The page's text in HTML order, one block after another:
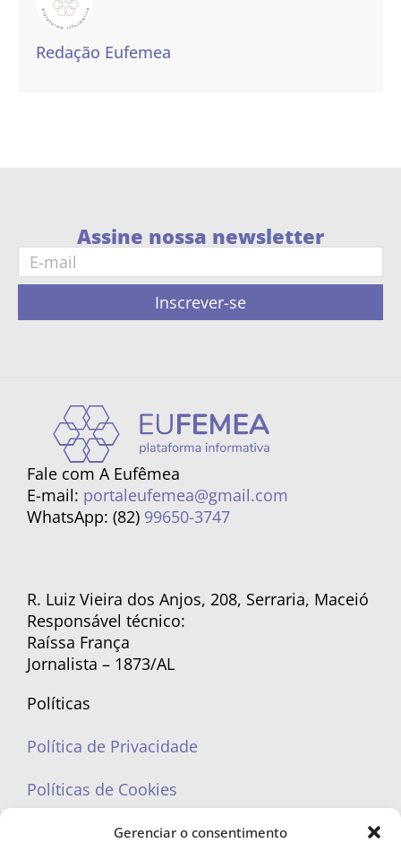
Gerenciar o consentimento
Redação Eufemea
Assine nossa newsletter
Inscrever-se
Fale com A Eufêmea
E-mail: portaleufemea@gmail.com
WhatsApp: (82) 99650-3747
R. Luiz Vieira dos Anjos, 208, Serraria, Maceió
Responsável técnico:
Raíssa França
Jornalista – 1873/AL
Políticas
Política de Privacidade
Políticas de Cookies